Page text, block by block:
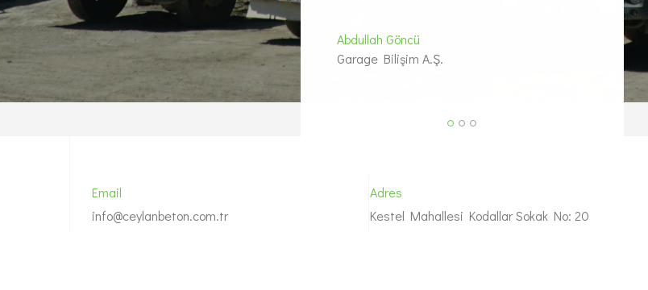
finibus viverra.
Baran Cankat Esen
Garage Bilişim A.Ş.
Abdullah Göncü
Garage Bilişim A.Ş.
Email
info@ceylanbeton.com.tr
Adres
Kestel Mahallesi Kodallar Sokak No: 20